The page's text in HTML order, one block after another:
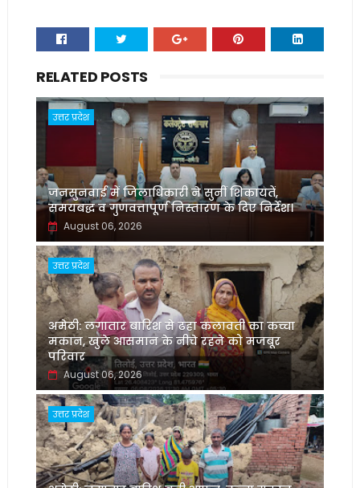
RELATED POSTS
उत्तर प्रदेश
जनसुनवाई में जिलाधिकारी ने सुनीं शिकायतें,
समयबद्ध व गुणवत्तापूर्ण निस्तारण के दिए निर्देश।
August 06, 2026
उत्तर प्रदेश
अमेठी: लगातार बारिश से ढहा कलावती का कच्चा
मकान, खुले आसमान के नीचे रहने को मजबूर
परिवार
August 06, 2026
उत्तर प्रदेश